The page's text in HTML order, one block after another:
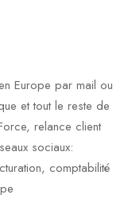
Europe par mail ou
et tout le reste de
relance client
sociaux:
comptabilité